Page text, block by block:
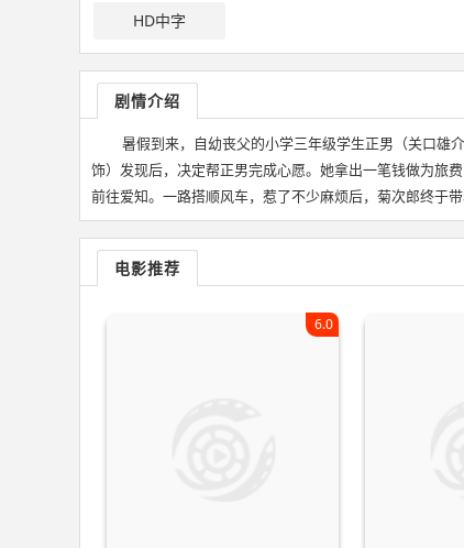
HD中字
剧情介绍
暑假到来，自幼丧父的小学三年级学生正男（关口雄
饰）发现后，决定帮正男完成心愿。她拿出一笔钱做为旅
前往爱知。一路搭顺风车，惹了不少麻烦后，菊次郎终于
电影推荐
6.0